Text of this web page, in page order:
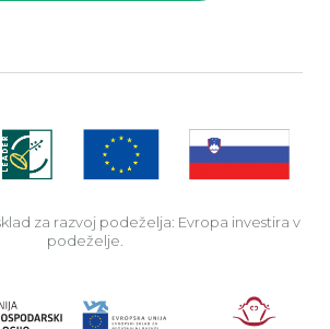
za razvoj podeželja: Evropa investira v
podeželje.